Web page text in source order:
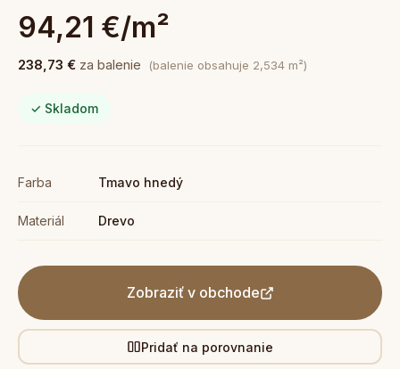
94,21 €/m²
238,73 € za balenie (balenie obsahuje 2,534 m²)
✓ Skladom
Farba Tmavo hnedý
Materiál Drevo
Zobraziť v obchode
Pridať na porovnanie